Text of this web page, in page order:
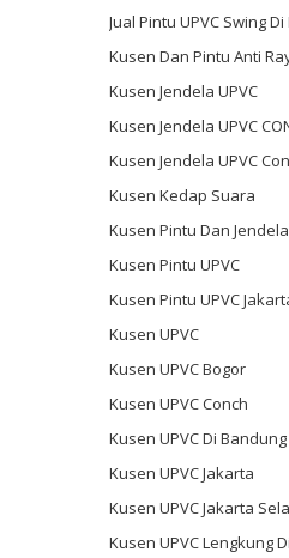
Jual Pintu UPVC Swing
Kusen Dan Pintu Anti
Kusen Jendela UPVC
Kusen Jendela UPVC
Kusen Jendela UPVC
Kusen Kedap Suara
Kusen Pintu Dan
Kusen Pintu UPVC
Kusen Pintu UPVC
Kusen UPVC
Kusen UPVC Bogor
Kusen UPVC Conch
Kusen UPVC Di Bandung
Kusen UPVC Jakarta
Kusen UPVC Jakarta
Kusen UPVC Lengkung